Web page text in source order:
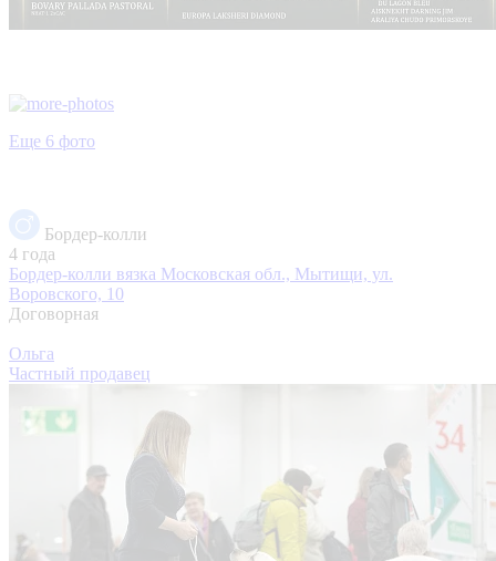
Еще 6 фото
Бордер-колли
4 года
Бордер-колли вязка Московская обл., Мытищи, ул.
Воровского, 10
Договорная
Ольга
Частный продавец